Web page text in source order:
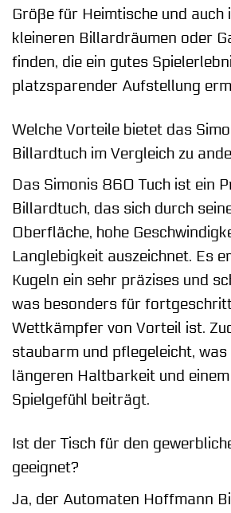
Größe für Heimtische und auch
kleineren Billardräumen oder
finden, die ein gutes
platzsparender Aufstellung
Welche Vorteile bietet das
Billardtuch im Vergleich zu
Das Simonis 860 Tuch ist ein
Billardtuch, das sich durch
Oberfläche, hohe
Langlebigkeit auszeichnet. Es
Kugeln ein sehr präzises und
was besonders für
Wettkämpfer von Vorteil ist.
staubarm und pflegeleicht, was
längeren Haltbarkeit und
Spielgefühl beiträgt.
Ist der Tisch für den
geeignet?
Ja, der Automaten Hoffmann